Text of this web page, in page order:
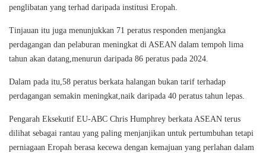
penglibatan yang terhad daripada institusi Eropah.
Tinjauan itu juga menunjukkan 71 peratus responden menjangka
perdagangan dan pelaburan meningkat di ASEAN dalam tempoh lima
tahun akan datang,menurun daripada 86 peratus pada 2024.
Dalam pada itu,58 peratus berkata halangan bukan tarif terhadap
perdagangan semakin meningkat,naik daripada 40 peratus tahun lepas.
Pengarah Eksekutif EU-ABC Chris Humphrey berkata ASEAN terus
dilihat sebagai rantau yang paling menjanjikan untuk pertumbuhan tetapi
perniagaan Eropah berasa kecewa dengan kemajuan yang perlahan dalam